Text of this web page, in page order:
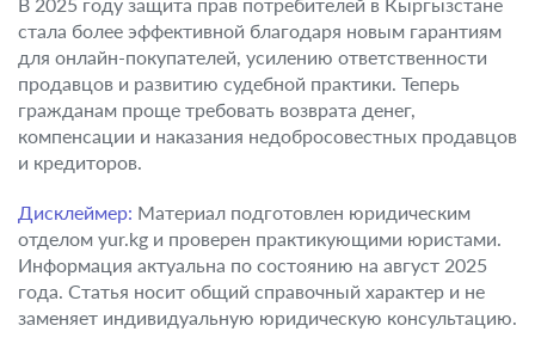
стала более эффективной благодаря новым гарантиям
для онлайн-покупателей, усилению ответственности
продавцов и развитию судебной практики. Теперь
гражданам проще требовать возврата денег,
компенсации и наказания недобросовестных продавцов
и кредиторов.
Дисклеймер: Материал подготовлен юридическим
отделом yur.kg и проверен практикующими юристами.
Информация актуальна по состоянию на август 2025
года. Статья носит общий справочный характер и не
заменяет индивидуальную юридическую консультацию.